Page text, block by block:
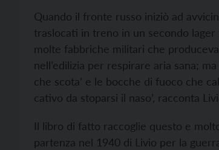
Quando il fronte russo iniziò ad
traslocati in treno in un secondo
molte fabbriche militari che
nell’edilizia per respirare aria sana;
che scota’ e le bocche di fuoco che
cativo da stoparsi il naso’, racconta
Il libro di fatto raccoglie questo e
partenza nel 1940 di Livio per la